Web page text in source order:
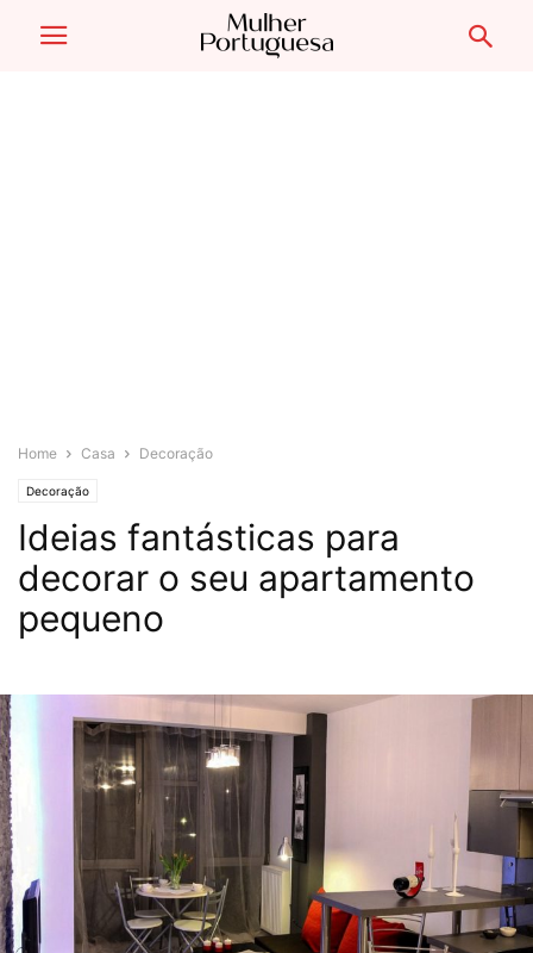
Home Casa Decoração
Decoração
Ideias fantásticas para
decorar o seu apartamento
pequeno